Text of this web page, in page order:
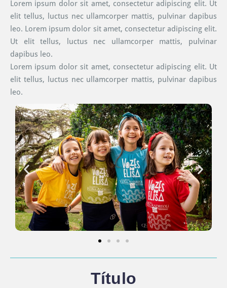
Lorem ipsum dolor sit amet, consectetur adipiscing elit. Ut
elit tellus, luctus nec ullamcorper mattis, pulvinar dapibus
leo. Lorem ipsum dolor sit amet, consectetur adipiscing elit.
Ut elit tellus, luctus nec ullamcorper mattis, pulvinar
dapibus leo.
Lorem ipsum dolor sit amet, consectetur adipiscing elit. Ut
elit tellus, luctus nec ullamcorper mattis, pulvinar dapibus
leo.
Título